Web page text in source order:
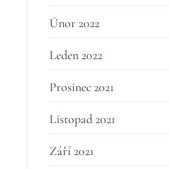
Únor 2022
Leden 2022
Prosinec 2021
Listopad 2021
Září 2021